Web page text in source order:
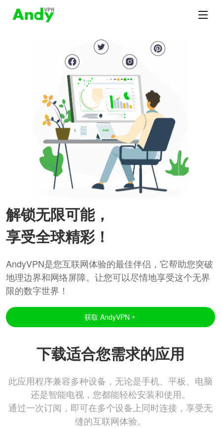
解锁无限可能，
享受全球精彩！
AndyVPN是您互联网体验的最佳伴侣，它帮助您突破
地理边界和网络屏障。让您可以尽情地享受这个无界
限的数字世界！
获取 AndyVPN
下载适合您需求的应用
此应用程序兼容多种设备，无论是手机、平板、电脑
还是智能电视，您都能轻松安装和使用。
通过一次订阅，即可在多个设备上同时连接，享受无
缝的互联网体验。